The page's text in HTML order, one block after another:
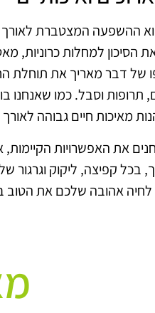
ההשפעה המצטברת
הסיכון למחלות כרוניות,
של דבר מאריך את תוחלת
תרופות וסבל. כמו
מאיכות חיים גבוהה לאורך
את האפשרויות
קפיצה, ליקוק וגרגור
לחיה אהובה שלכם את הטוב